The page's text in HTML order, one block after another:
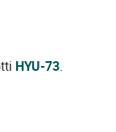
HYU-73.